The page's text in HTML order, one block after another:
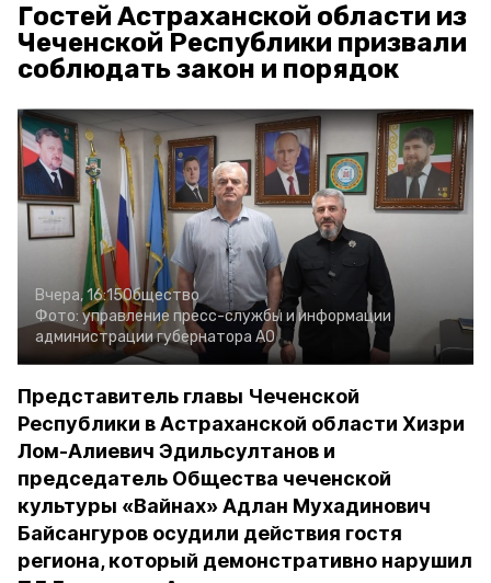
Гостей Астраханской области из
Чеченской Республики призвали
соблюдать закон и порядок
Вчера, 16:15Общество
Фото: управление пресс-службы и информации
администрации губернатора АО
Представитель главы Чеченской
Республики в Астраханской области Хизри
Лом-Алиевич Эдильсултанов и
председатель Общества чеченской
культуры «Вайнах» Адлан Мухадинович
Байсангуров осудили действия гостя
региона, который демонстративно нарушил